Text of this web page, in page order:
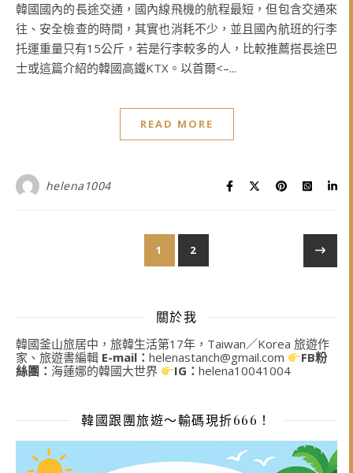
韓國國內的長途交通，國內線飛機的航程最短，但包含交通來
往、安全檢查的時間，其實也消耗不少，並且國內航班的行李
托運重量只有15公斤，若是行李較多的人，比較推薦搭長途巴
士或這篇介紹的韓國高鐵KTX。以首爾<–...
READ MORE
helena1004
1 2
關於我
韓國釜山旅居中，旅韓生活第17年，Taiwan／Korea 旅遊作
家、旅遊書編輯 E-mail： helenastanch@gmail.com
FB粉
絲團： 海蓮娜的韓國大世界 IG：helena10041004
韓國跟團旅遊～輸碼現折666！